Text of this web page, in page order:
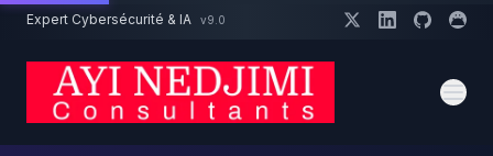
Aller au contenu principal
Expert Cybersécurité & IA v9.0
Un projet cybersécurité ?